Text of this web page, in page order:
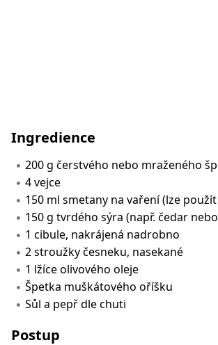
Ingredience
200 g čerstvého nebo mraženého
4 vejce
150 ml smetany na vaření (lze
150 g tvrdého sýra (např. čedar
1 cibule, nakrájená nadrobno
2 stroužky česneku, nasekané
1 lžíce olivového oleje
Špetka muškátového oříšku
Sůl a pepř dle chuti
Postup